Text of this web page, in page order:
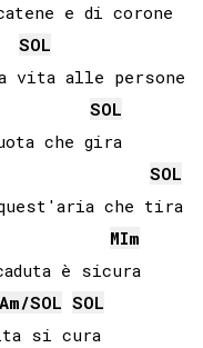
e di corone
SOL
SOL
che gira
SOL
quest'aria che tira
MIm
è sicura
m/SOL SOL
si cura